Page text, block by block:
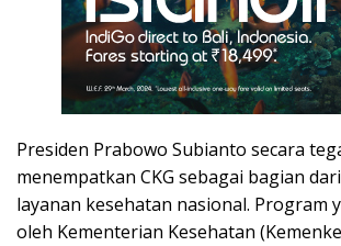
Presiden Prabowo Subianto secara
menempatkan CKG sebagai bagian
layanan kesehatan nasional. Program
oleh Kementerian Kesehatan